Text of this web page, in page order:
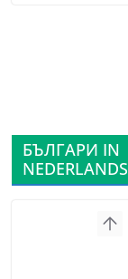
БЪЛГАРИ IN
NEDERLANDS